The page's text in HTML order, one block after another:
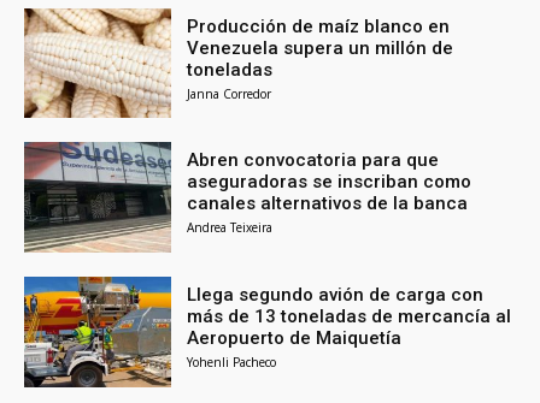
Producción de maíz blanco en
Venezuela supera un millón de
toneladas
Janna Corredor
Abren convocatoria para que
aseguradoras se inscriban como
canales alternativos de la banca
Andrea Teixeira
Llega segundo avión de carga con
más de 13 toneladas de mercancía al
Aeropuerto de Maiquetía
Yohenli Pacheco